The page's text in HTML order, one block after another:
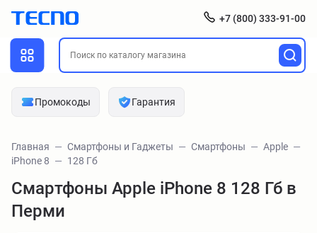
+7 (800) 333-91-00
Промокоды Гарантия
Главная Смартфоны и Гаджеты Смартфоны
Apple
iPhone 8
128 Гб
Смартфоны Apple iPhone 8 128 Гб в
Перми